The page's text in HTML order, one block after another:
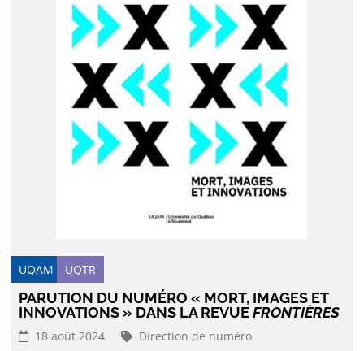
UQAM UQTR
PARUTION DU NUMÉRO « MORT, IMAGES ET
INNOVATIONS » DANS LA REVUEFRONTIÈRES
18 août 2024
Direction de numéro